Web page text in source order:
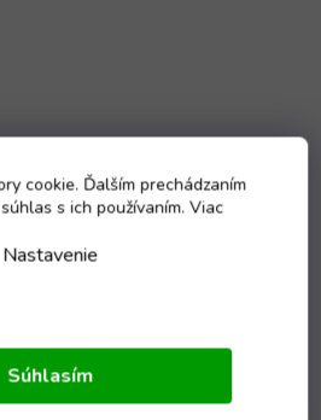
cookie. Ďalším prechádzaním
s ich používaním. Viac
Nastavenie
Súhlasím